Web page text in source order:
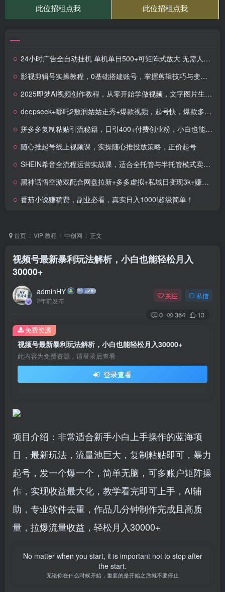
24小时广告全自动挂机 单机单日500+可矩阵式放大 无需人工看守 新手小白轻松玩转
影视剪辑号实操教程，0基础搭建账号，掌握剪辑技巧与变现方法
2025即梦AI视频创作教程，从零开始学做视频，文字图片生成视频轻松创作
deepseek+哪吒2敖润姑姑走秀+爆款视频，起号快，爆款多，每天五分钟，日入四位数
拼多多复制粘贴引流秘籍，日引400+付费创业粉，小白也能月入六位数实操…
随心推起号线上视频课，实操随心推投放策略，正价起号
SHEIN希音全流程运营实战课，适合全托管与半托管模式卖家全面提升运营能力
黑神话悟空游戏配合网盘拉新+多多虚拟+私域日变现3k+赚快钱方法，一鱼多吃蹭热点多重变现
番茄小说赚稿费，副业必看，真实日入1000!超级简单！
首页 VIP 教程 中创网 正文
视频号最新暴利玩法解析，小白也能轻松月入
30000+
adminHY
2年前发布
关注 私信
0 364 13
视频号最新暴利玩法解析，小白也能轻松月入30000+
此内容为免费资源，请登录后查看
登录查看
免费资源
项目介绍：非常适合新手小白上手操作的蓝海项
目，最新玩法，流量池巨大，复制粘贴即可，暴力
起号，发一个爆一个，简单无脑，可多账户矩阵操
作，实现收益最大化，教学看完即可上手，AI辅
助，专业软件去重，作品几分钟制作完成且高质
量，拉爆流量收益，轻松月入30000+
No matter when you start, it is important not to stop after
the start.
无论你在什么时候开始，重要的是开始之后就不要停止